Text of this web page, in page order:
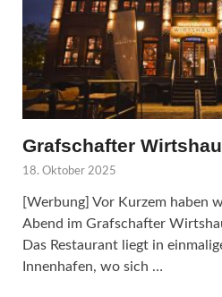
Grafschafter
18. Oktober 2025
[Werbung] Vor Kurzem haben
Abend im Grafschafter
Das Restaurant liegt in
Innenhafen, wo sich …